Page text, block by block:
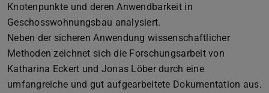
Knotenpunkte und deren Anwendbarkeit in
Geschosswohnungsbau analysiert.
Neben der sicheren Anwendung wissenschaftlicher
Methoden zeichnet sich die Forschungsarbeit von
Katharina Eckert und Jonas Löber durch eine
umfangreiche und gut aufgearbeitete Dokumentation aus.